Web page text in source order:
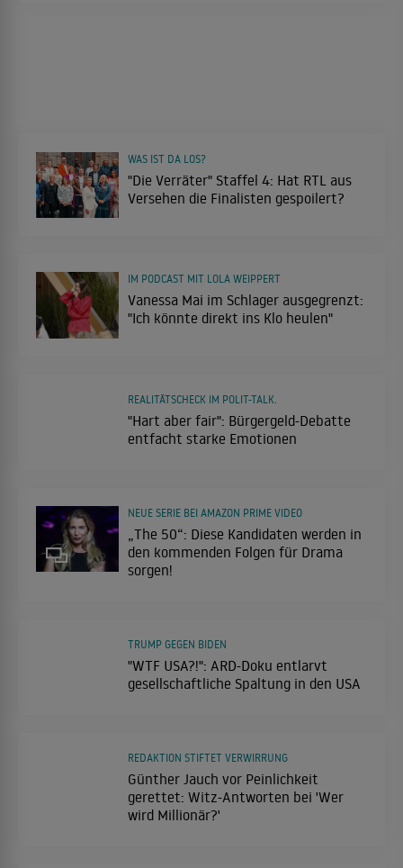
"Die Verräter" Staffel 4: Hat RTL aus
Versehen die Finalisten gespoilert?
WAS IST DA LOS?
Vanessa Mai im Schlager ausgegrenzt:
"Ich könnte direkt ins Klo heulen"
IM PODCAST MIT LOLA WEIPPERT
"Hart aber fair": Bürgergeld-Debatte
entfacht starke Emotionen
REALITÄTSCHECK IM POLIT-TALK.
„The 50“: Diese Kandidaten werden in
den kommenden Folgen für Drama
sorgen!
NEUE SERIE BEI AMAZON PRIME VIDEO
"WTF USA?!": ARD-Doku entlarvt
gesellschaftliche Spaltung in den USA
TRUMP GEGEN BIDEN
Günther Jauch vor Peinlichkeit
gerettet: Witz-Antworten bei 'Wer
wird Millionär?'
REDAKTION STIFTET VERWIRRUNG